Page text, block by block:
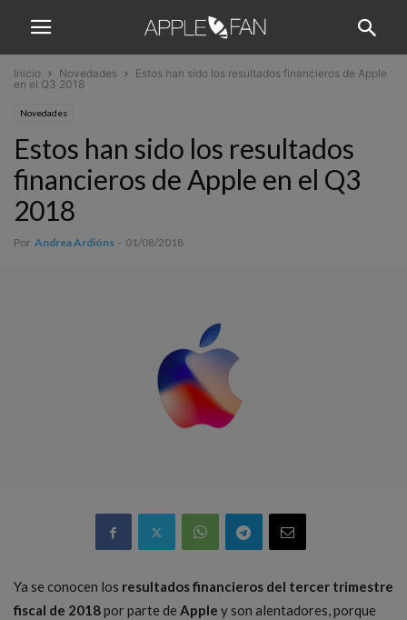
Inicio Novedades
Estos han sido los resultados financieros de Apple
en el Q3 2018
Novedades
Estos han sido los resultados
financieros de Apple en el Q3
2018
Por Andrea Ardións - 01/08/2018
Ya se conocen los resultados financieros del tercer trimestre
fiscal de 2018por parte de Apple y son alentadores, porque